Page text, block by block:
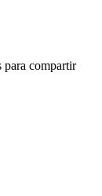
para compartir